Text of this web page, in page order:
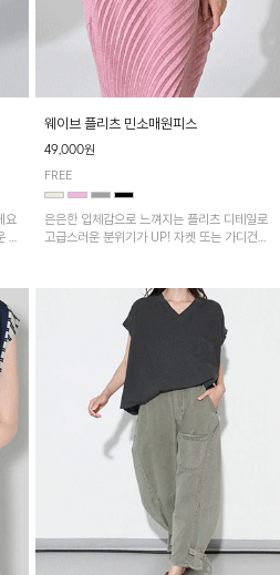
요
아
웨이브 플리츠 민소매원피스
49,000원
FREE
은은한 입체감으로 느껴지는 플리츠 디테일로
고급스러운 분위기가 UP! 자켓 또는 가디건과